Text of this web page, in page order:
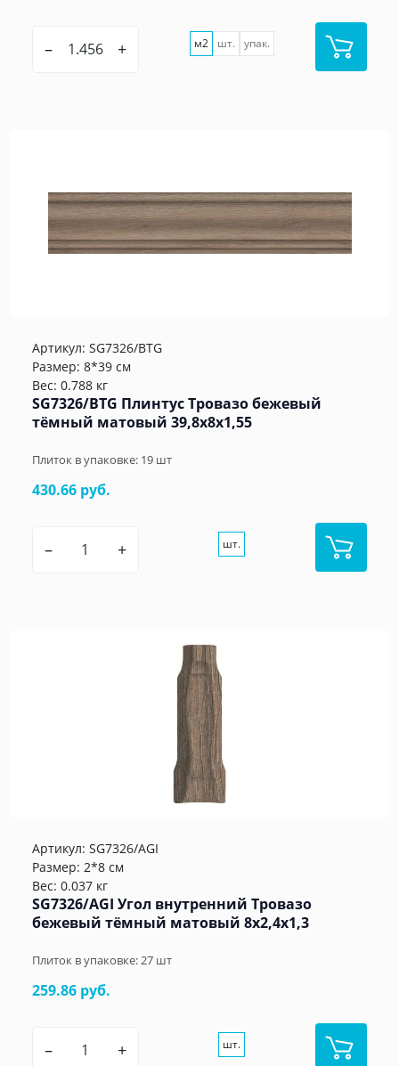
– + м2 шт. упак.
Артикул: SG7326/BTG
Размер: 8*39 см
Вес: 0.788 кг
SG7326/BTG Плинтус Тровазо бежевый
тёмный матовый 39,8x8x1,55
Плиток в упаковке: 19 шт
430.66 руб.
– + шт.
Артикул: SG7326/AGI
Размер: 2*8 см
Вес: 0.037 кг
SG7326/AGI Угол внутренний Тровазо
бежевый тёмный матовый 8x2,4x1,3
Плиток в упаковке:27 шт
259.86 руб.
– + шт.